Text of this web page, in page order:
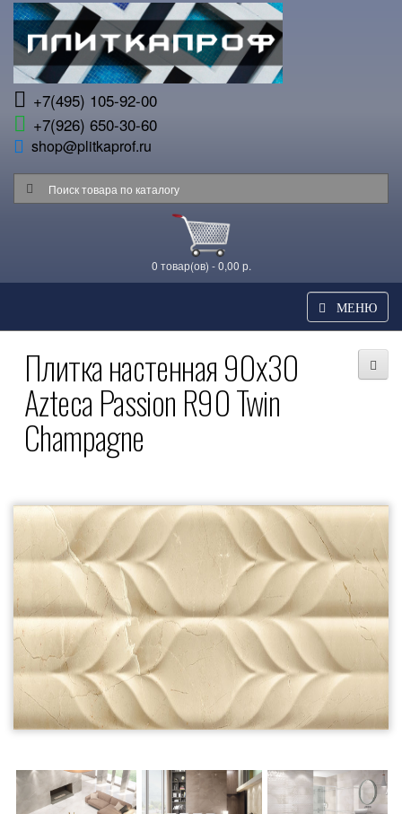
+7(495) 105-92-00
+7(926) 650-30-60
shop@plitkaprof.ru
0 товар(ов) - 0,00 р.
МЕНЮ
Плитка настенная 90x30
Azteca Passion R90 Twin
Champagne